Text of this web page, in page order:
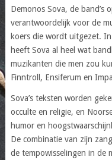
Demonos Sova, de band’s
verantwoordelijk voor de
koers die wordt uitgezet.
heeft Sova al heel wat
muzikanten die men zou
Finntroll, Ensiferum en
Sova’s teksten worden
occulte en religie, en
humor en
De combinatie van zijn
de tempowisselingen in de